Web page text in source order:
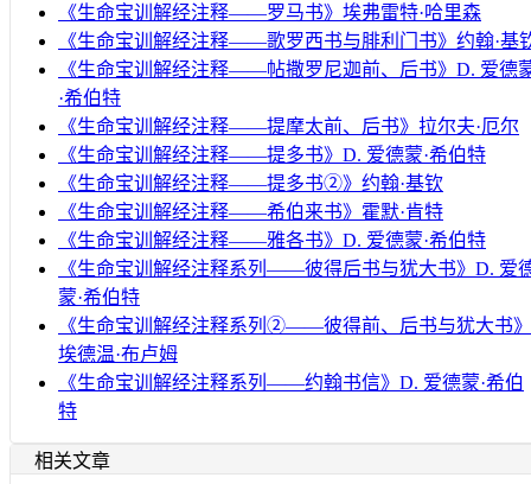
《生命宝训解经注释——罗马书》埃弗雷特·哈里森
《生命宝训解经注释——歌罗西书与腓利门书》约翰·基
《生命宝训解经注释——帖撒罗尼迦前、后书》D. 爱德
·希伯特
《生命宝训解经注释——提摩太前、后书》拉尔夫·厄尔
《生命宝训解经注释——提多书》D. 爱德蒙·希伯特
《生命宝训解经注释——提多书②》约翰·基钦
《生命宝训解经注释——希伯来书》霍默·肯特
《生命宝训解经注释——雅各书》D. 爱德蒙·希伯特
《生命宝训解经注释系列——彼得后书与犹大书》D. 爱
蒙·希伯特
《生命宝训解经注释系列②——彼得前、后书与犹大书》
埃德温·布卢姆
《生命宝训解经注释系列——约翰书信》D. 爱德蒙·希伯
特
相关文章